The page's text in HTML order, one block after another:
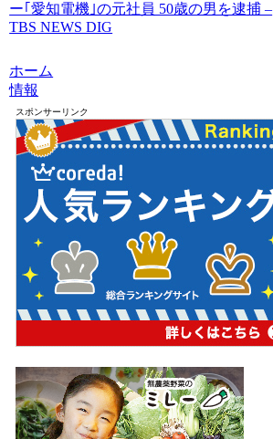
ー｢愛知電機｣の元社員 50歳の男を逮捕 –
TBS NEWS DIG
ホーム
情報
スポンサーリンク